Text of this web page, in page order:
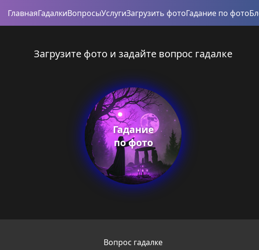
ГлавнаяГадалкиВопросыУслугиЗагрузить фотоГадание по фото
Загрузите фото и задайте вопрос гадалке
Гадание
по фото
Вопрос гадалке